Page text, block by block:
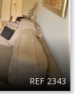
REF 2343